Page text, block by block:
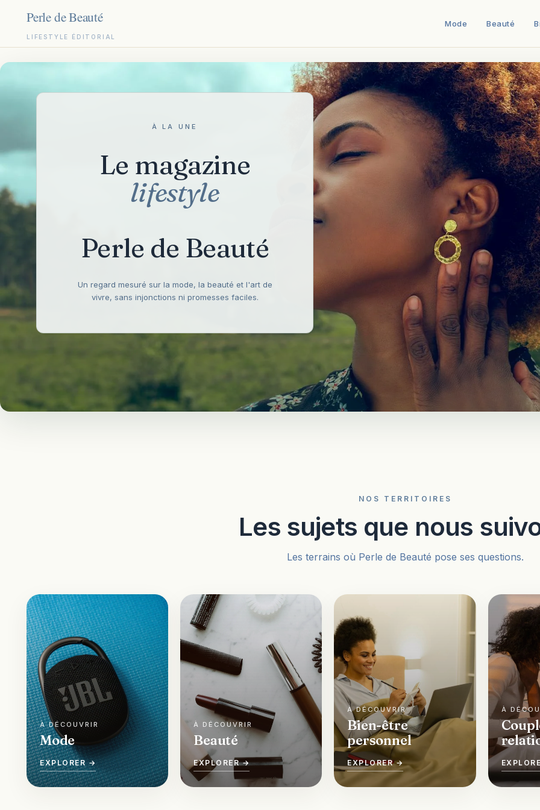
LIFESTYLE ÉDITORIAL
Mode Beauté
au
À LA UNE
Le magazine
lifestyle
Perle de Beauté
Un regard mesuré sur la mode, la beauté et l'art de
vivre, sans injonctions ni promesses faciles.
NOS TERRITOIRES
Les sujets que nous
Les terrains où Perle de Beauté pose ses questions.
Mode Beauté
Bien-être
personnel